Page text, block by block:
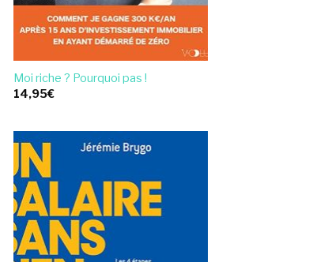
Moi riche ? Pourquoi pas !
14,95€